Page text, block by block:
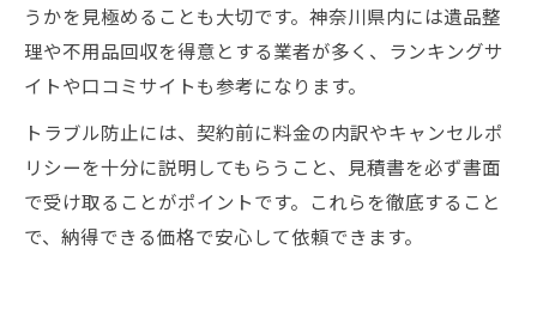
うかを見極めることも大切です。神奈川県内には遺品整
理や不用品回収を得意とする業者が多く、ランキングサ
イトや口コミサイトも参考になります。
トラブル防止には、契約前に料金の内訳やキャンセルポ
リシーを十分に説明してもらうこと、見積書を必ず書面
で受け取ることがポイントです。これらを徹底すること
で、納得できる価格で安心して依頼できます。